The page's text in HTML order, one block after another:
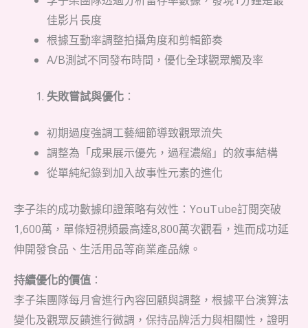
佳影片長度
根據互動率調整拍攝角度和剪輯節奏
A/B測試不同發布時間，優化全球觀眾觸及率
失敗嘗試與優化 ：
初期過度強調工藝細節導致觀眾流失
調整為「成果展示優先，過程濃縮」的敘事結構
從單純紀錄到加入故事性元素的進化
李子柒的成功數據印證策略有效性：YouTube訂閱突破
1,600萬，單條短視頻最高達8,800萬次觀看，進而成功延
伸開發食品、生活用品等商業產品線。
持續優化的價值 ：
李子柒團隊每月會進行內容回顧與調整，根據平台演算法
變化及觀眾反饋進行微調，保持品牌活力與相關性，證明